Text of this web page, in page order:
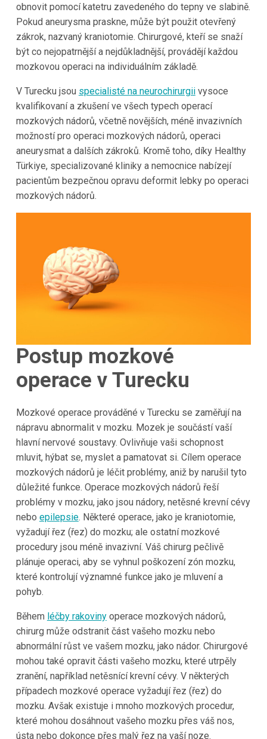
obnovit pomocí katetru zavedeného do tepny ve slabině.
Pokud aneurysma praskne, může být použit otevřený
zákrok, nazvaný kraniotomie. Chirurgové, kteří se snaží
být co nejopatrnější a nejdůkladnější, provádějí každou
mozkovou operaci na individuálním základě.
V Turecku jsou specialisté na neurochirurgiivysoce
kvalifikovaní a zkušení ve všech typech operací
mozkových nádorů, včetně novějších, méně invazivních
možností pro operaci mozkových nádorů, operaci
aneurysmat a dalších zákroků. Kromě toho, díky Healthy
Türkiye, specializované kliniky a nemocnice nabízejí
pacientům bezpečnou opravu deformit lebky po operaci
mozkových nádorů.
Postup mozkové
operace vTurecku
Mozkové operace prováděné v Turecku se zaměřují na
nápravu abnormalit v mozku. Mozek je součástí vaší
hlavní nervové soustavy. Ovlivňuje vaši schopnost
mluvit, hýbat se, myslet a pamatovat si. Cílem operace
mozkových nádorů je léčit problémy, aniž by narušil tyto
důležité funkce. Operace mozkových nádorů řeší
problémy v mozku, jako jsou nádory, netěsné krevní cévy
nebo epilepsie. Některé operace, jako je kraniotomie,
vyžadují řez (řez) do mozku; ale ostatní mozkové
procedury jsou méně invazivní. Váš chirurg pečlivě
plánuje operaci, aby se vyhnul poškození zón mozku,
které kontrolují významné funkce jako je mluvení a
pohyb.
Během léčby rakovinyoperace mozkových nádorů,
chirurg může odstranit část vašeho mozku nebo
abnormální růst ve vašem mozku, jako nádor. Chirurgové
mohou také opravit části vašeho mozku, které utrpěly
zranění, například netěsnící krevní cévy. V některých
případech mozkové operace vyžadují řez (řez) do
mozku. Avšak existuje i mnoho mozkových procedur,
které mohou dosáhnout vašeho mozku přes váš nos,
ústa nebo dokonce přes malý řez na vaší noze.